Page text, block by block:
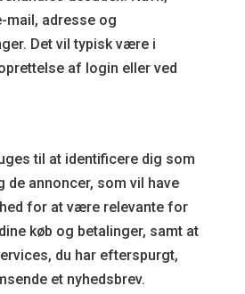
mail, adresse og
Det vil typisk være i
af login eller ved
til at identificere dig som
de annoncer, som vil have
for at være relevante for
køb og betalinger, samt at
du har efterspurgt,
et nyhedsbrev.